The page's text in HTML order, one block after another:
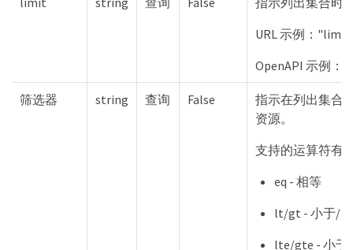
URL 示例：
OpenAPI 示例：
筛选器 string 查询 False
指示在列出集合
资源。
支持的运算符有
eq - 相等
lt/gt - 小于/
lte/gte - 小于